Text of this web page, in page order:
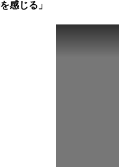
感じる」